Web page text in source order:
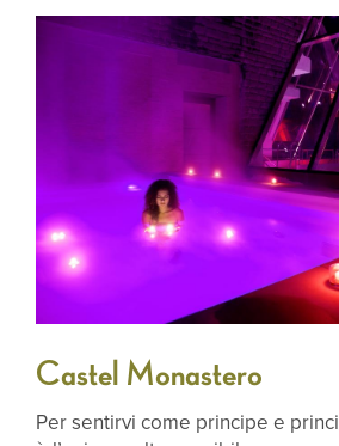
Castel Monastero
Per sentirvi come principe e